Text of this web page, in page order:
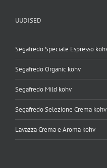
UUDISED
Segafredo Speciale Espresso
Segafredo Organic kohv
Segafredo Mild kohv
Segafredo Selezione Crema kohv
Lavazza Crema e Aroma kohv